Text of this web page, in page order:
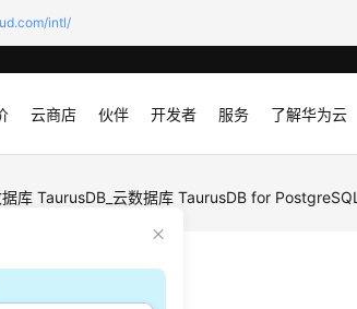
intl/
云商店 伙伴 开发者 服务 了解华为云
库 TaurusDB_云数据库 TaurusDB for PostgreSQL